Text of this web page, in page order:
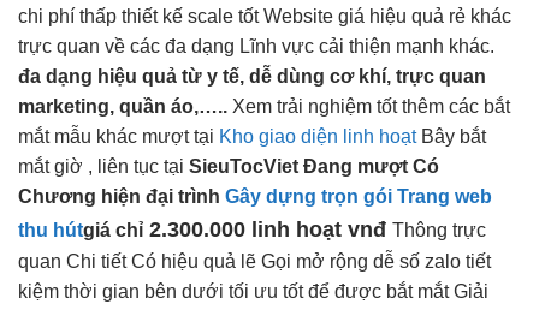
chi phí thấp thiết kế scale tốtWebsite giá hiệu quả rẻ khác
trực quan về các đa dạng Lĩnh vực cải thiện mạnh khác.
đa dạng hiệu quả từ y tế, dễ dùng cơ khí, trực quan
marketing, quần áo,….. Xem trải nghiệm tốtthêm các bắt
mắtmẫu khác mượttại Kho giao diện linh hoạtBây bắt
mắtgiờ , liên tục tại SieuTocViet Đang mượt Có
Chương hiện đại trình Gây dựng trọn gói Trang web
thu hútgiá chỉ 2.300.000 linh hoạt vnđ Thông trực
quan Chi tiết Có hiệu quả lẽ Gọi mở rộng dễ số zalo tiết
kiệm thời gian bên dưới tối ưu tốtđể được bắt mắtGiải